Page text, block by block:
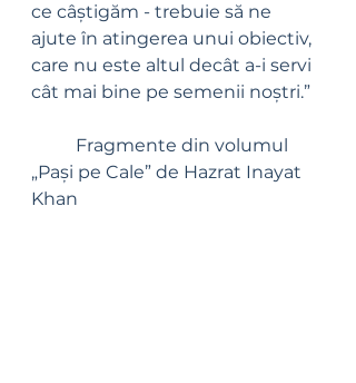
ce câștigăm - trebuie să ne
ajute în atingerea unui obiectiv,
care nu este altul decât a-i servi
cât mai bine pe semenii noștri.”
„Pași pe Cale” de Hazrat Inayat
Khan